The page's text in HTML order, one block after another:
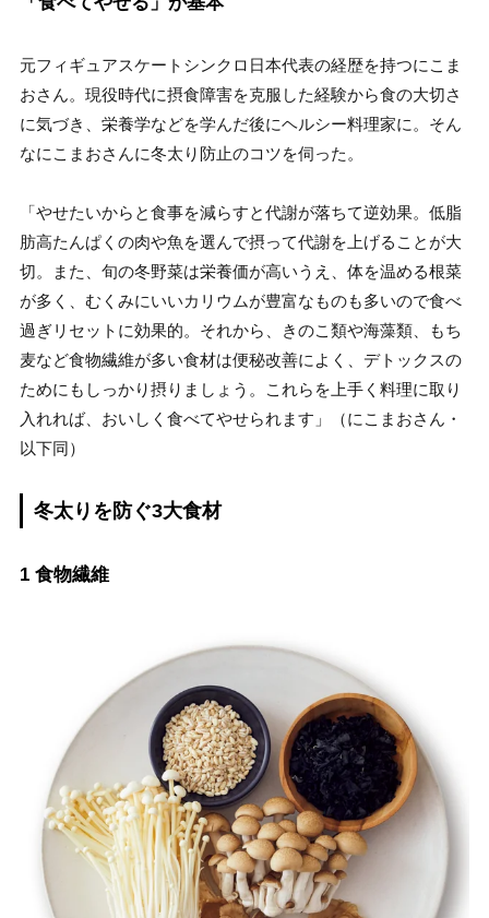
元フィギュアスケートシンクロ日本代表の経歴を持つにこま
おさん。現役時代に摂食障害を克服した経験から食の大切さ
に気づき、栄養学などを学んだ後にヘルシー料理家に。そん
なにこまおさんに冬太り防止のコツを伺った。
「やせたいからと食事を減らすと代謝が落ちて逆効果。低脂
肪高たんぱくの肉や魚を選んで摂って代謝を上げることが大
切。また、旬の冬野菜は栄養価が高いうえ、体を温める根菜
が多く、むくみにいいカリウムが豊富なものも多いので食べ
過ぎリセットに効果的。それから、きのこ類や海藻類、もち
麦など食物繊維が多い食材は便秘改善によく、デトックスの
ためにもしっかり摂りましょう。これらを上手く料理に取り
入れれば、おいしく食べてやせられます」（にこまおさん・
以下同）
冬太りを防ぐ3大食材
1 食物繊維